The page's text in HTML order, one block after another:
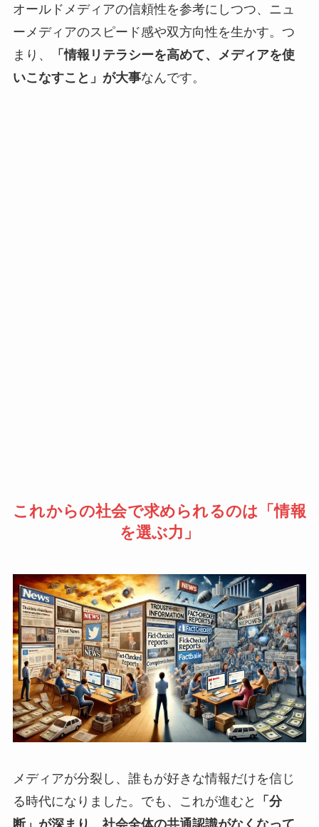
オールドメディアの信頼性を参考にしつつ、ニュ
ーメディアのスピード感や双方向性を生かす。つ
まり、
「情報リテラシーを高めて、メディアを使
いこなすこと」が大事なんです。
これからの社会で求められるのは「情報
を選ぶ力」
メディアが分裂し、誰もが好きな情報だけを信じ
る時代になりました。でも、これが進むと
「分